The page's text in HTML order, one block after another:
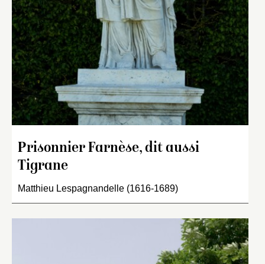
Prisonnier Farnèse, dit aussi
Tigrane
Matthieu Lespagnandelle (1616-1689)